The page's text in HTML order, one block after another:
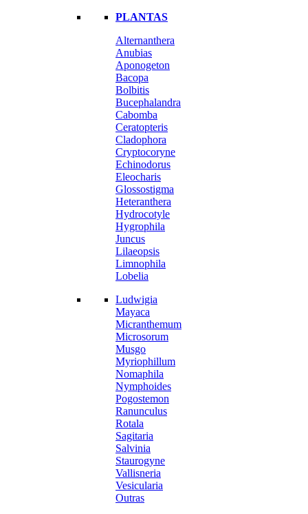
PLANTAS
Alternanthera
Anubias
Aponogeton
Bacopa
Bolbitis
Bucephalandra
Cabomba
Ceratopteris
Cladophora
Cryptocoryne
Echinodorus
Eleocharis
Glossostigma
Heteranthera
Hydrocotyle
Hygrophila
Juncus
Lilaeopsis
Limnophila
Lobelia
Ludwigia
Mayaca
Micranthemum
Microsorum
Musgo
Myriophillum
Nomaphila
Nymphoides
Pogostemon
Ranunculus
Rotala
Sagitaria
Salvinia
Staurogyne
Vallisneria
Vesicularia
Outras